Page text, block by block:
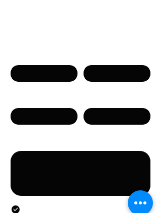
Door dit formulier te versturen, gaat u akkoord met
het verstrekken van de in het formulier vermelde